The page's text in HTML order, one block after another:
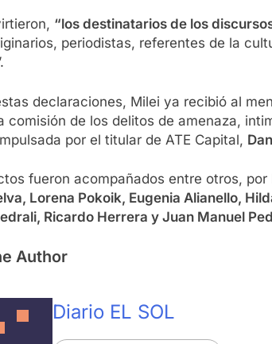
“los destinatarios de los
periodistas, referentes de la
declaraciones, Milei ya recibió al
comisión de los delitos de amenaza,
por el titular de ATE Capital,
fueron acompañados entre otros, por
Lorena Pokoik, Eugenia Alianello,
Ricardo Herrera y Juan Manuel
Author
Diario EL SOL